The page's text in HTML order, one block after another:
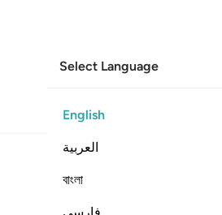
Select Language
English
العربية
বাংলা
فارسی